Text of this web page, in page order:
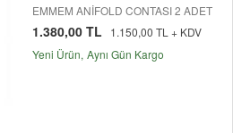
EMMEM ANİFOLD CONTASI 2 ADET
1.380,00 TL
1.150,00 TL + KDV
Yeni Ürün Aynı Gün Kargo